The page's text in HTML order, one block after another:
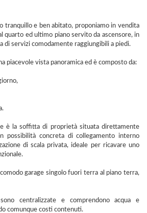
tranquillo e ben abitato, proponiamo in vendita
quarto ed ultimo piano servito da ascensore, in
di servizi comodamente raggiungibili a piedi.
piacevole vista panoramica ed è composto da:
è la soffitta di proprietà situata direttamente
possibilità concreta di collegamento interno
di scala privata, ideale per ricavare uno
garage singolo fuori terra al piano terra,
centralizzate e comprendono acqua e
comunque costi contenuti.